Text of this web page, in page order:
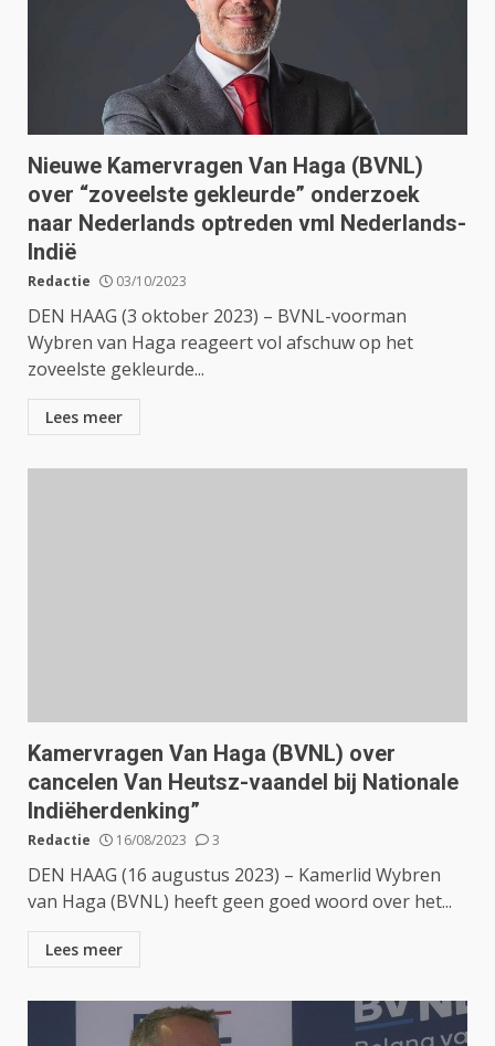
Nieuwe Kamervragen Van Haga (BVNL)
over “zoveelste gekleurde” onderzoek
naar Nederlands optreden vml Nederlands-
Indië
Redactie 03/10/2023
DEN HAAG (3 oktober 2023) – BVNL-voorman
Wybren van Haga reageert vol afschuw op het
zoveelste gekleurde...
Lees meer
Kamervragen Van Haga (BVNL) over
cancelen Van Heutsz-vaandel bij Nationale
Indiëherdenking”
Redactie 16/08/2023 3
DEN HAAG (16 augustus 2023) – Kamerlid Wybren
van Haga (BVNL) heeft geen goed woord over het...
Lees meer